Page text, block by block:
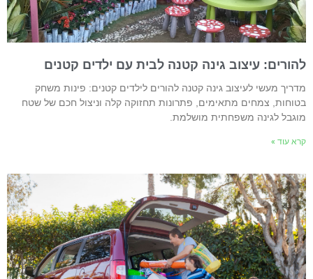
עיצוב גינה קטנה לבית עם ילדים קטנים
מעשי לעיצוב גינה קטנה להורים לילדים קטנים: פינות משחק
צמחים מתאימים, פתרונות תחזוקה קלה וניצול חכם של שטח
לגינה משפחתית מושלמת.
עוד »